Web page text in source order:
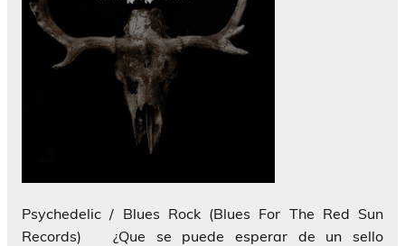
Psychedelic / Blues Rock (Blues For The Red Sun
Records) ¿Que se puede esperar de un sello